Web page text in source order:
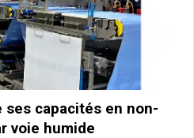
capacités en non-
voie humide